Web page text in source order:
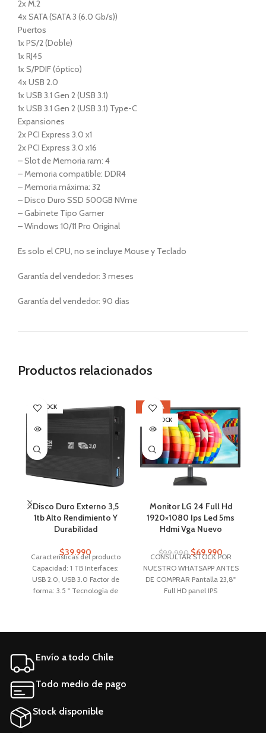
2x M.2
4x SATA (SATA 3 (6.0 Gb/s))
Puertos
1x PS/2 (Doble)
1x RJ45
1x S/PDIF (óptico)
4x USB 2.0
1x USB 3.1 Gen 2 (USB 3.1)
1x USB 3.1 Gen 2 (USB 3.1) Type-C
Expansiones
2x PCI Express 3.0 x1
2x PCI Express 3.0 x16
– Slot de Memoria ram: 4
– Memoria compatible: DDR4
– Memoria máxima: 32
– Disco Duro SSD 500GB NVme
– Gabinete Tipo Gamer
– Windows 10/11 Pro Original
Es solo el CPU, no se incluye Mouse y Teclado
Garantía del vendedor: 3 meses
Garantía del vendedor: 90 días
Productos relacionados
SIN STOCK
Disco Duro Externo 3,5
1tb Alto Rendimiento Y
Durabilidad
$39.990
Características del producto
Capacidad: 1 TB Interfaces:
USB 2.0, USB 3.0 Factor de
forma: 3.5 " Tecnología de
OFERTA
SIN STOCK
Monitor LG 24 Full Hd
1920×1080 Ips Led 5ms
Hdmi Vga Nuevo
$99.990 $69.990
CONSULTAR STOCK POR
NUESTRO WHATSAPP ANTES
DE COMPRAR Pantalla 23,8"
Full HD panel IPS
Envío a todo Chile
Todo medio de pago
Stock disponible